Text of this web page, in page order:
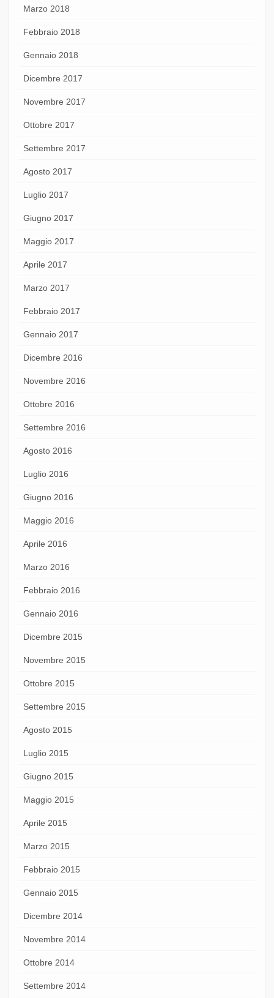
Marzo 2018
Febbraio 2018
Gennaio 2018
Dicembre 2017
Novembre 2017
Ottobre 2017
Settembre 2017
Agosto 2017
Luglio 2017
Giugno 2017
Maggio 2017
Aprile 2017
Marzo 2017
Febbraio 2017
Gennaio 2017
Dicembre 2016
Novembre 2016
Ottobre 2016
Settembre 2016
Agosto 2016
Luglio 2016
Giugno 2016
Maggio 2016
Aprile 2016
Marzo 2016
Febbraio 2016
Gennaio 2016
Dicembre 2015
Novembre 2015
Ottobre 2015
Settembre 2015
Agosto 2015
Luglio 2015
Giugno 2015
Maggio 2015
Aprile 2015
Marzo 2015
Febbraio 2015
Gennaio 2015
Dicembre 2014
Novembre 2014
Ottobre 2014
Settembre 2014